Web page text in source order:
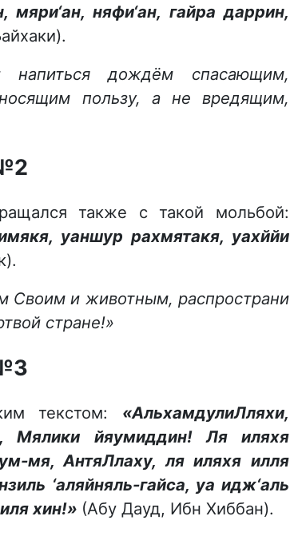
няфи‘ан, гайра даррин,
дождём спасающим,
пользу, а не вредящим,
также с такой мольбой:
уаншур рахмятакя, уахййи
Своим и животным, распространи
стране!»
текстом: «АльхамдулиЛляхи,
Мялики йяумиддин! Ля иляхя
мя, АнтяЛлаху, ля иляхя илля
‘аляйняль-гайса, уа идж‘аль
хин!» (Абу Дауд, Ибн Хиббан).